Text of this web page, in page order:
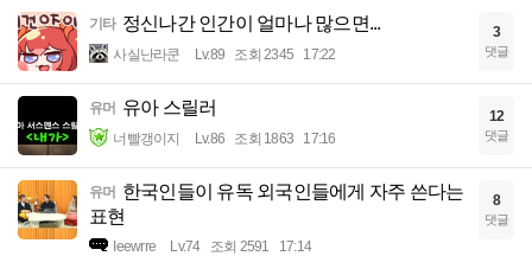
기타 정신나간 인간이 얼마나 많으면...
사실난라쿤 Lv.89 조회 2345 17:22
3
댓글
유머 유아 스릴러
너빨갱이지 Lv.86 조회 1863 17:16
12
댓글
유머 한국인들이 유독 외국인들에게 자주 쓴다는
표현
Ieewrre Lv.74 조회 2591 17:14
8
댓글